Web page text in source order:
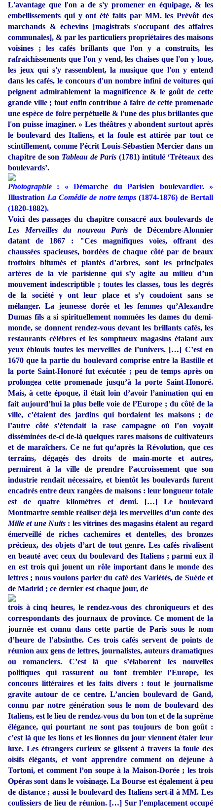
L'avantage que l'on a de s'y promener en équipage, & les
embellissements qui y ont été faits par MM. les Prévôt des
marchands & échevins [magistrats s'occupant des affaires
communales], & par les particuliers propriétaires des maisons
voisines ; les cafés brillants que l'on y a construits, les
rafraichissements que l'on y vend, les chaises que l'on y loue,
les jeux qui s'y rassemblent, la musique que l'on y entend
dans les cafés, le concours d'un nombre infini de voitures qui
peignent admirablement la magnificence & le goût de cette
grande ville ; tout enfin contribue à faire de cette promenade
une espèce de foire perpétuelle & l'une des plus brillantes que
l'on puisse imaginer. » Les théâtres y abondent surtout après
le boulevard des Italiens, et la foule est attirée par tout ce
scintillement, comme l’écrit Louis-Sébastien Mercier dans un
chapitre de son Tableau de Paris (1781) intitulé ‘Tréteaux des
boulevards’.
Photographie : « Démarche du Parisien boulevardier. »
Illustration La Comédie de notre temps (1874-1876) de Bertall
(1820-1882).
Voici des passages du chapitre consacré aux boulevards de
Les Merveilles du nouveau Paris de Décembre-Alonnier
datant de 1867 : "Ces magnifiques voies, offrant des
chaussées spacieuses, bordées de chaque côté par de beaux
trottoirs bitumés et plantés d’arbres, sont les principales
artères de la vie parisienne qui s’y agite au milieu d’un
mouvement indescriptible ; toutes les classes, tous les degrés
de la société y ont leur place et s’y coudoient sans se
mélanger. La jeunesse dorée et les femmes qu’Alexandre
Dumas fils a si spirituellement nommées les dames du demi-
monde, se donnent rendez-vous devant les brillants cafés, les
restaurants célèbres et les somptueux magasins étalant aux
yeux éblouis toutes les merveilles de l’univers. […] C’est en
1670 que la partie du boulevard comprise entre la Bastille et
la porte Saint-Honoré fut exécutée ; peu de temps après on
prolongea cette promenade jusqu’à la porte Saint-Honoré.
Mais, à cette époque, il était loin d’avoir l’animation qui en
fait aujourd’hui la plus belle voie de l’Europe ; du côté de la
ville, c’étaient des jardins qui bordaient les maisons ; de
l’autre côté s’étendait la rase campagne où l’on voyait
disséminées de-ci de-là quelques rares maisons de cultivateurs
et de maraîchers. Ce ne fut qu’après la Révolution, que ces
terrains, dégagés des droits de main-morte et autres,
permirent à la ville de prendre l’accroissement que son
industrie rendait nécessaire, et bientôt les boulevards furent
encadrés entre deux rangées de maisons : leur longueur totale
est de quatre kilomètres et demi. […] Le boulevard
Montmartre semble réaliser déjà les merveilles d’un conte des
Mille et une Nuits : les vitrines des magasins étalent au regard
émerveillé de riches cachemires et dentelles, des bronzes
précieux, des objets d’art de tout genre. Les cafés rivalisent
en beauté avec ceux du boulevard des Italiens ; parmi eux il
en est trois qui jouent un rôle important dans le monde des
lettres ; nous voulons parler du café des Variétés, de Suède et
de Madrid ; ce dernier est chaque jour, de
trois à cinq heures, le rendez-vous des chroniqueurs et des
correspondants des journaux de province. Ce moment de la
journée est connu dans cette partie de Paris sous le nom
d’heure de l’absinthe. Ces trois cafés servent de points de
réunion aux gens de lettres, journalistes, auteurs dramatiques
ou romanciers. C’est là que s’élaborent les nouvelles
politiques qui rassurent ou font trembler l’Europe, les
concours littéraires et les faits divers : tout le journalisme
gravite autour de ce centre. L’ancien boulevard de Gand,
connu par notre génération sous le nom de boulevard des
Italiens, est le lieu de rendez-vous du bon ton et de la suprême
élégance, qui pourtant ne sont pas toujours de bon goût :
c’est là que les lions et les lionnes du jour viennent étaler leur
luxe. Les étrangers curieux se glissent à travers la foule des
oisifs élégants, et vont apprendre comment on déjeune à
Tortoni, et comment l’on soupe à la Maison-Dorée ; les trois
Opéras sont dans le voisinage. La Bourse est également à peu
de distance ; aussi le boulevard des Italiens sert-il à MM. Les
coulissiers de lieu de réunion. […] Sur l’emplacement occupé